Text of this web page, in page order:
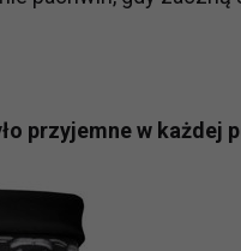
przyjemne w
prawną przetwarzania
Twoich danych w